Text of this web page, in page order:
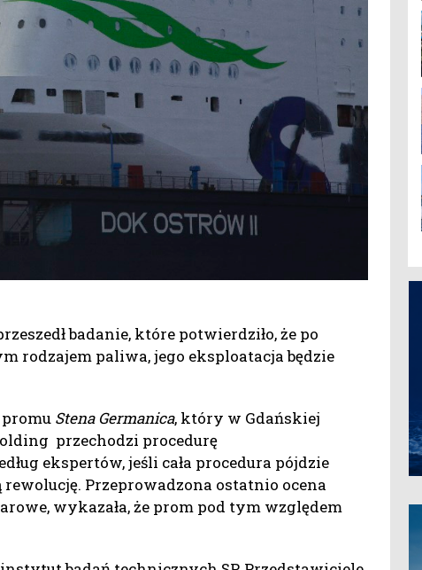
badanie, które potwierdziło, że po
rodzajem paliwa, jego eksploatacja będzie
promu Stena Germanica, który w Gdańskiej
przechodzi procedurę
ekspertów, jeśli cała procedura pójdzie
Przeprowadzona ostatnio ocena
wykazała, że prom pod tym względem